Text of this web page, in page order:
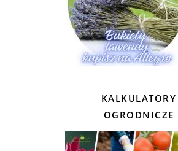
KALKULATORY
OGRODNICZE